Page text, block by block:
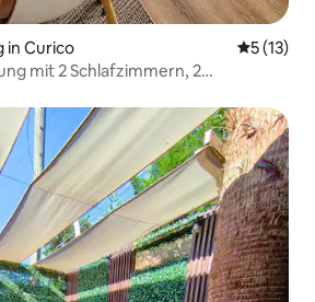
in Curico
5 (13)
mit 2 Schlafzimmern, 2